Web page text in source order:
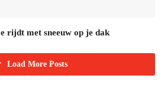
rijdt met sneeuw op je dak
Load More Posts